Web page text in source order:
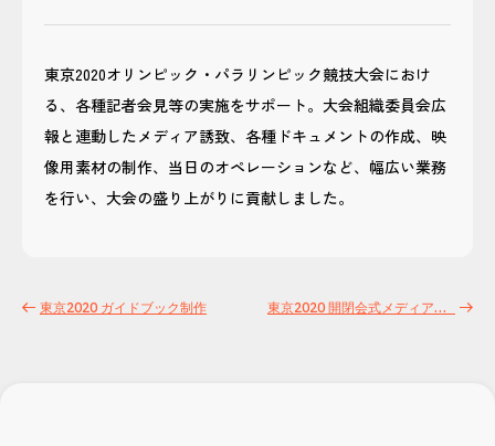
東京2020オリンピック・パラリンピック競技大会におけ
る、各種記者会見等の実施をサポート。大会組織委員会広
報と連動したメディア誘致、各種ドキュメントの作成、映
像用素材の制作、当日のオペレーションなど、幅広い業務
を行い、大会の盛り上がりに貢献しました。
東京2020 ガイドブック制作 東京2020 開閉会式メディアガイド制作